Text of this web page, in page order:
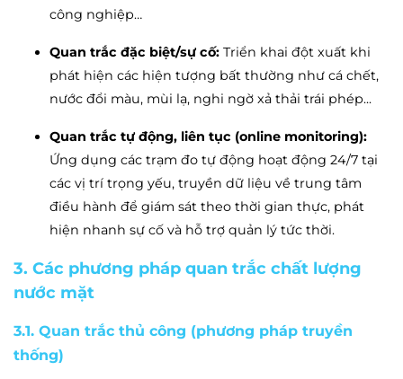
công nghiệp…
Quan trắc đặc biệt/sự cố: Triển khai đột xuất khi
phát hiện các hiện tượng bất thường như cá chết,
nước đổi màu, mùi lạ, nghi ngờ xả thải trái phép...
Quan trắc tự động, liên tục (online monitoring):
Ứng dụng các trạm đo tự động hoạt động 24/7 tại
các vị trí trọng yếu, truyền dữ liệu về trung tâm
điều hành để giám sát theo thời gian thực, phát
hiện nhanh sự cố và hỗ trợ quản lý tức thời.
3. Các phương pháp quan trắc chất lượng
nước mặt
3.1. Quan trắc thủ công (phương pháp truyền
thống)